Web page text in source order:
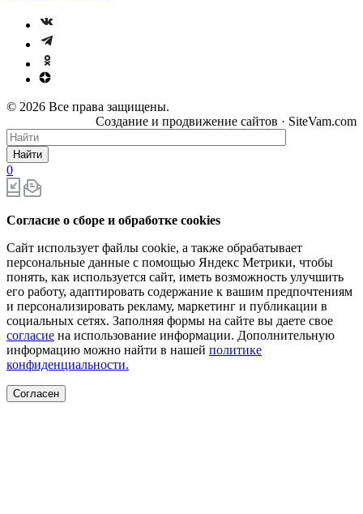
© 2026 Все права защищены.
Создание и продвижение сайтов · SiteVam.com
Найти
0
Согласие о сборе и обработке cookies
Сайт использует файлы cookie, а также обрабатывает
персональные данные с помощью Яндекс Метрики, чтобы
понять, как используется сайт, иметь возможность улучшить
его работу, адаптировать содержание к вашим предпочтениям
и персонализировать рекламу, маркетинг и публикации в
социальных сетях. Заполняя формы на сайте вы даете свое
согласие на использование информации. Дополнительную
информацию можно найти в нашей политике
конфиденциальности.
Согласен